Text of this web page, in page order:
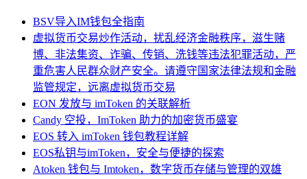
BSV导入IM钱包全指南
虚拟货币交易炒作活动，扰乱经济金融秩序，滋生赌
博、非法集资、诈骗、传销、洗钱等违法犯罪活动，严
重危害人民群众财产安全。请遵守国家法律法规和金融
监管规定，远离虚拟货币交易
EON 发放与 imToken 的关联解析
Candy 空投，ImToken 助力的加密货币盛宴
EOS 转入 imToken 钱包教程详解
EOS私钥与imToken，安全与便捷的探索
Atoken 钱包与 Imtoken，数字货币存储与管理的双雄